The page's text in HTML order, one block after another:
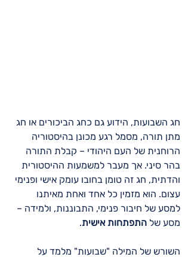
חג השבועות, הידוע גם כחג הביכורים או חג
מתן תורה, מסמל רגע מכונן בהיסטוריה
הרוחנית של העם היהודי – קבלת התורה
בהר סיני. אך מעבר למשמעות ההיסטורית
והדתית, חג זה טומן בחובו עומק אישי ופנימי
עצום. הוא מזמין כל אחד ואחת מאיתנו
למסע של חיבור פנימי, התבוננות, ולמידה –
מסע של התפתחות אישית.
השורש של המילה "שבועות" מלמד על